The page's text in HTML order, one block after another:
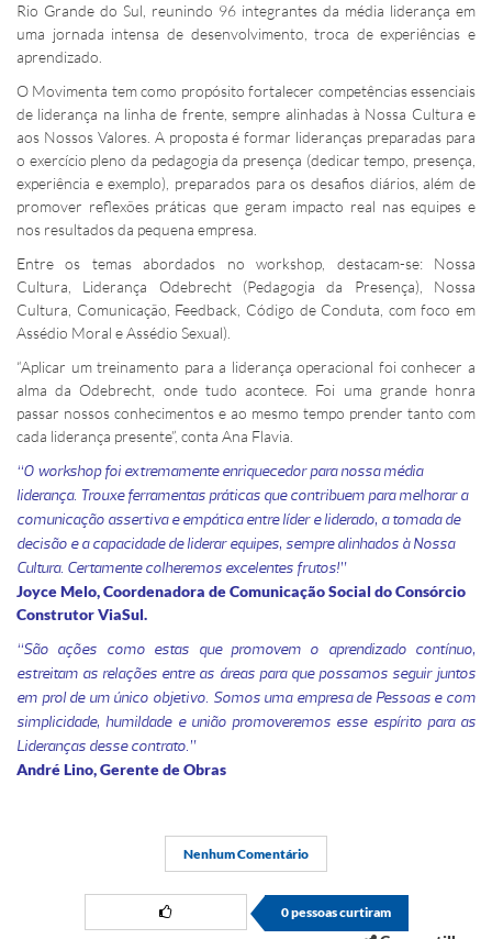
Rio Grande do Sul, reunindo 96 integrantes da média liderança em
uma jornada intensa de desenvolvimento, troca de experiências e
aprendizado.
O Movimenta tem como propósito fortalecer competências essenciais
de liderança na linha de frente, sempre alinhadas à Nossa Cultura e
aos Nossos Valores. A proposta é formar lideranças preparadas para
o exercício pleno da pedagogia da presença (dedicar tempo, presença,
experiência e exemplo), preparados para os desafios diários, além de
promover reflexões práticas que geram impacto real nas equipes e
nos resultados da pequena empresa.
Entre os temas abordados no workshop, destacam-se: Nossa
Cultura, Liderança Odebrecht (Pedagogia da Presença), Nossa
Cultura, Comunicação, Feedback, Código de Conduta, com foco em
Assédio Moral e Assédio Sexual).
“Aplicar um treinamento para a liderança operacional foi conhecer a
alma da Odebrecht, onde tudo acontece. Foi uma grande honra
passar nossos conhecimentos e ao mesmo tempo prender tanto com
cada liderança presente”, conta Ana Flavia.
“O workshop foi extremamente enriquecedor para nossa média
liderança. Trouxe ferramentas práticas que contribuem para melhorar a
comunicação assertiva e empática entre líder e liderado, a tomada de
decisão e a capacidade de liderar equipes, sempre alinhados à Nossa
Cultura. Certamente colheremos excelentes frutos!”
Joyce Melo, Coordenadora de Comunicação Social do Consórcio
Construtor ViaSul.
“São ações como estas que promovem o aprendizado contínuo,
estreitam as relações entre as áreas para que possamos seguir juntos
em prol de um único objetivo. Somos uma empresa de Pessoas e com
simplicidade, humildade e união promoveremos esse espírito para as
Lideranças desse contrato.”
André Lino, Gerente de Obras
Nenhum Comentário
0pessoas curtiram